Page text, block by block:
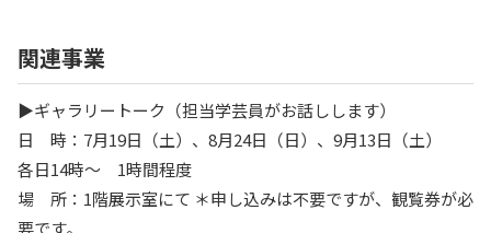
関連事業
▶ギャラリートーク（担当学芸員がお話しします）
日 時：7月19日（土）、8月24日（日）、9月13日（土）
各日14時〜 1時間程度
場 所：1階展示室にて ＊申し込みは不要ですが、観覧券が必
要です。